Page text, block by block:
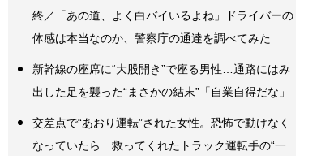
終／「あの道、よく白バイいるよね」ドライバーの
体感は本当なのか、警察庁の通達を調べてみた
新幹線の座席に“大股開き”で座る男性…通路にはみ
出した足を襲った“まさかの結末”「自業自得だな」
交差点で“あおり運転”された女性。恐怖で動けなく
なっていたら…救ってくれたトラック運転手の“一